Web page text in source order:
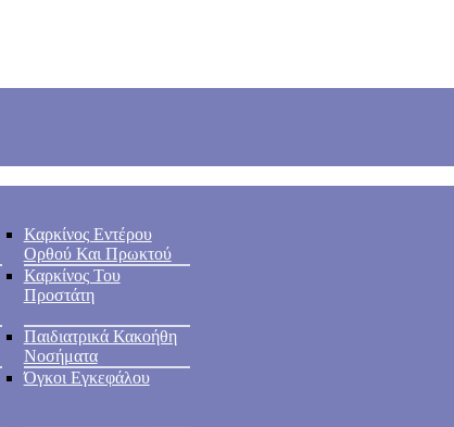
Καρκίνος Εντέρου
Ορθού Και Πρωκτού
Καρκίνος Του
Προστάτη
Παιδιατρικά Κακοήθη
Νοσήματα
Όγκοι Εγκεφάλου